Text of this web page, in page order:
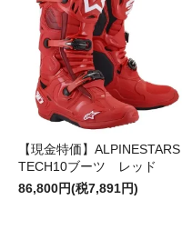
【現金特価】ALPINESTARS
TECH10ブーツ レッド
86,800円(税7,891円)